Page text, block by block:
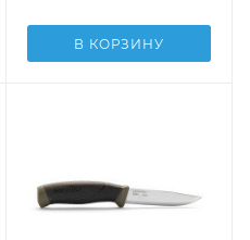
В КОРЗИНУ